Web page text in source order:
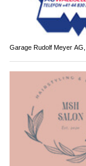
Garage Rudolf Meyer